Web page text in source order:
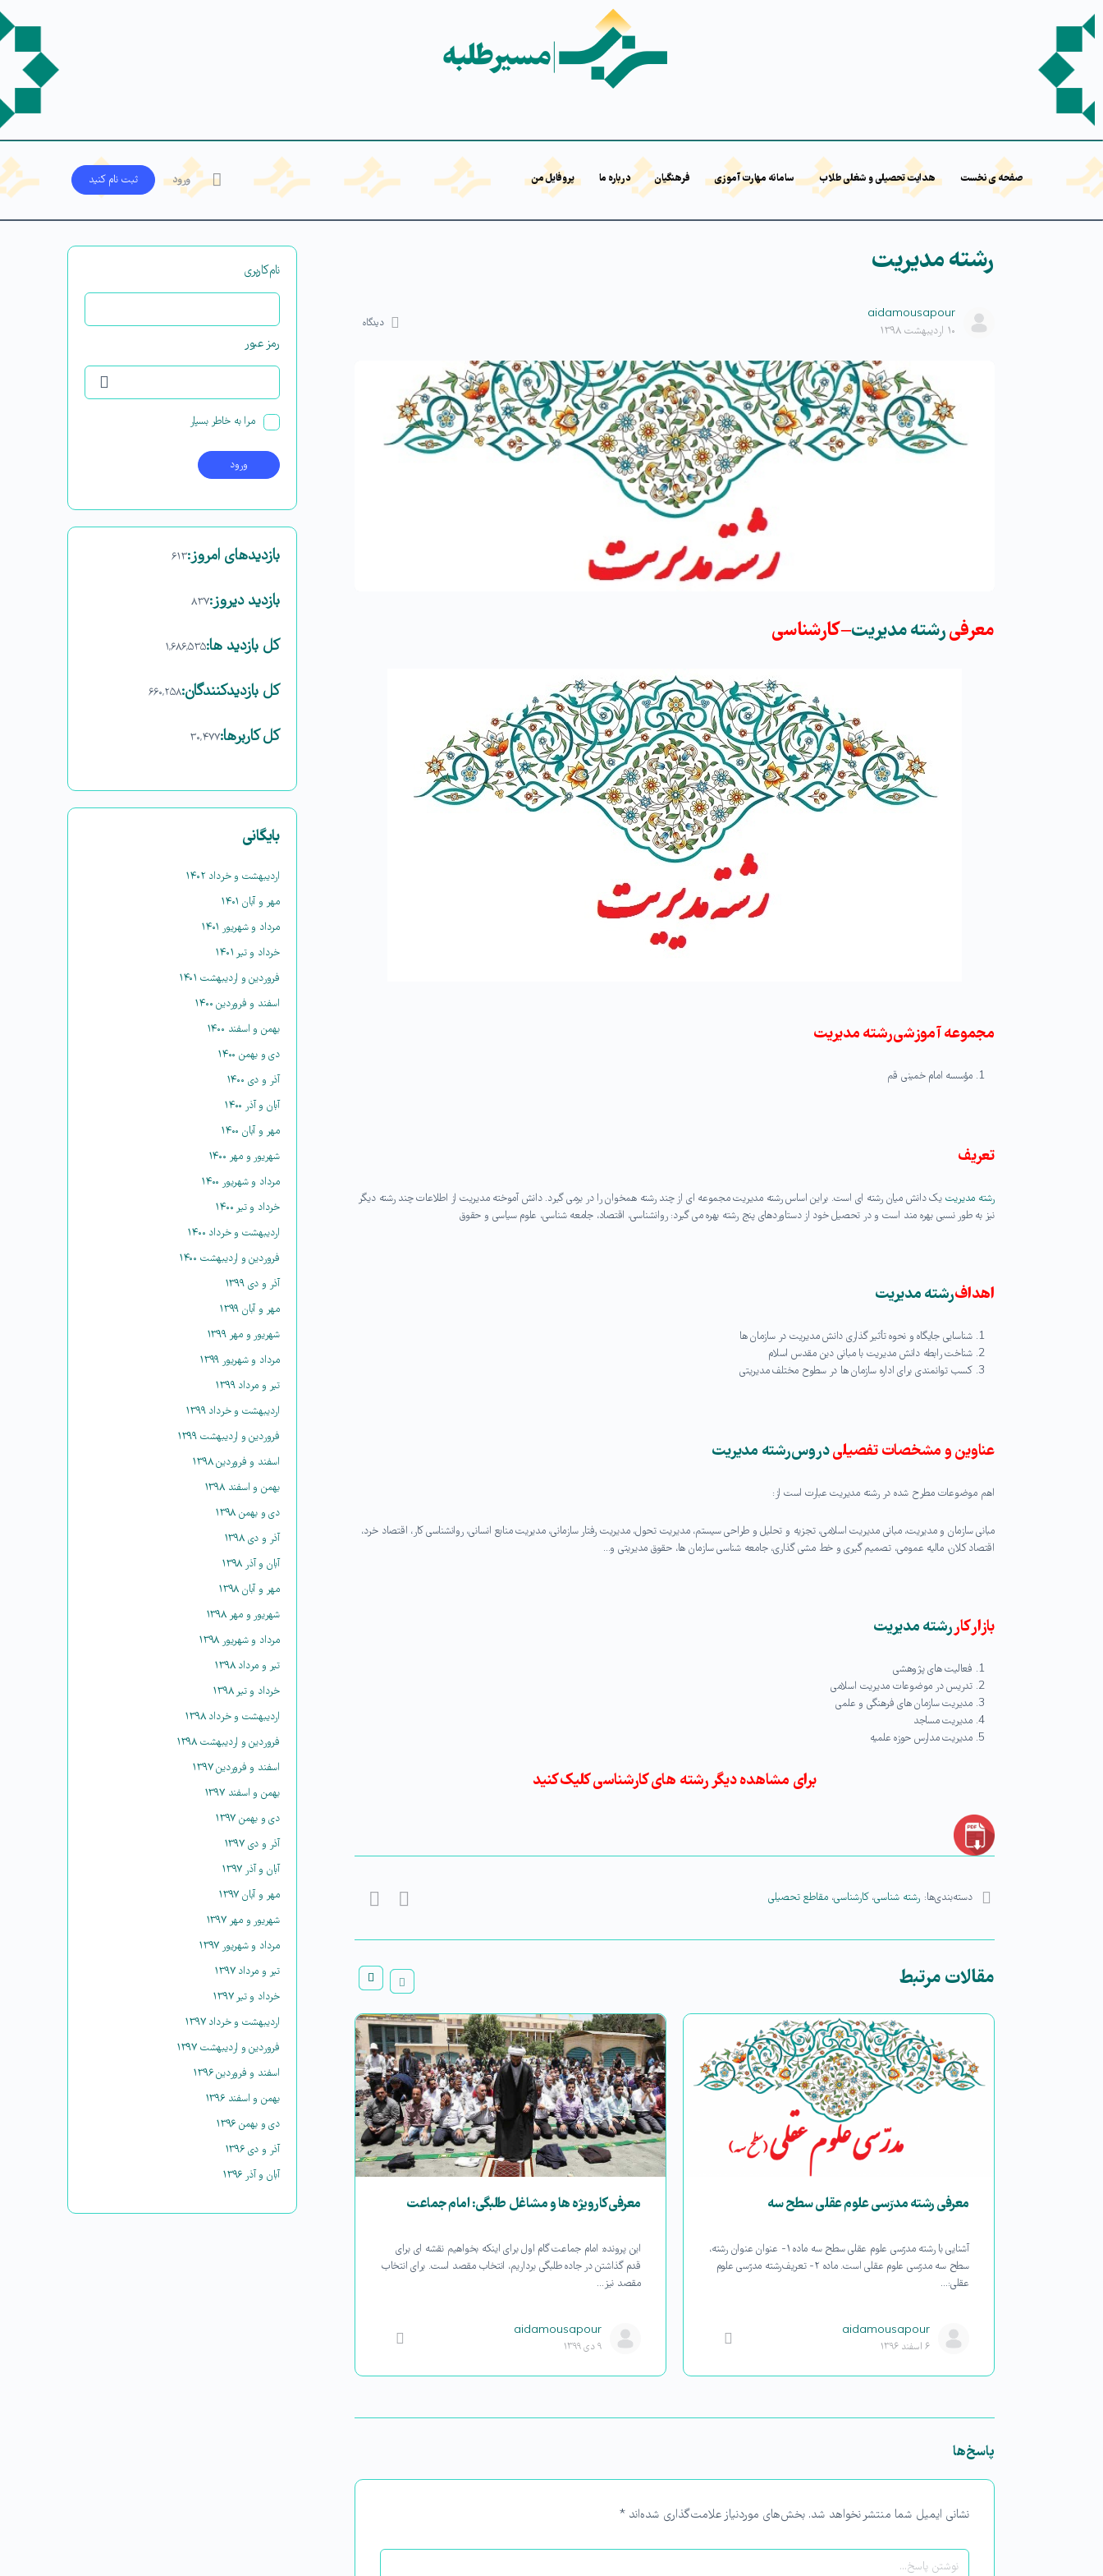
صفحه ی نخست هدایت تحصیلی و شغلی طلاب سامانه مهارت آموزی فرهنگیان درباره ما پروفایل من ورود ثبت‌ نام کنید
رشته مدیریت
aidamousapour
۱۰ اردیبهشت ۱۳۹۸
دیدگاه
معرفیرشتهمدیریت–کارشناسی
مجموعه‏ آموزشی رشته مدیریت
مؤسسه امام خمینی قم
تعریف
رشته مدیریت یک دانش میان رشته ای است. براین اساس رشته مدیریت مجموعه ای از چند رشته همخوان را در برمی گیرد. دانش آموخته مدیریت از اطلاعات چند رشته دیگر
نیز به طور نسبی بهره مند است و در تحصیل خود از دستاوردهای پنج رشته بهره می گیرد: روانشناسی، اقتصاد، جامعه شناسی، علوم سیاسی و حقوق
اهدافرشته مدیریت
شناسایی جایگاه و نحوه تأثیر گذاری دانش مدیریت در سازمان ها
شناخت رابطه دانش مدیریت با مبانی دین مقدس اسلام
کسب توانمندی برای اداره سازمان ها در سطوح مختلف مدیریتی
عناوین و مشخصات تفصیلیدروس رشته مدیریت
اهم موضوعات مطرح شده در رشته مدیریت عبارت است از:
مبانی سازمان و مدیریت، مبانی مدیریت اسلامی، تجزیه و تحلیل و طراحی سیستم، مدیریت تحول، مدیریت رفتار سازمانی، مدیریت منابع انسانی، روانشناسی کار، اقتصاد خرد،
اقتصاد کلان، مالیه عمومی، تصمیم گیری و خط مشی گذاری، جامعه شناسی سازمان ها، حقوق مدیریتی و…
بازار کاررشته مدیریت
فعالیت های پژوهشی
تدریس در موضوعات مدیریت اسلامی
مدیریت سازمان های فرهنگی و علمی
مدیریت مساجد
مدیریت مدارس حوزه علمیه
برای مشاهده دیگر رشته های کارشناسی کلیک کنید
دسته‌بندی‌ها: رشته شناسی، کارشناسی، مقاطع تحصیلی
مقالات مرتبط
معرفی رشته مدرّسی علوم عقلی سطح سه
آشنایی با رشته مدرّسی علوم عقلی سطح سه ماده ۱- عنوان عنوان رشته،
سطح سه مدرّسی علوم عقلی است. ماده ۲- تعریف رشته مدرّسی علوم
عقلی:…
aidamousapour
۶ اسفند ۱۳۹۶
معرفی کارویژه ها و مشاغل طلبگی: امام جماعت
این پرونده: امام جماعت گام اول برای اینکه بخواهیم نقشه ای برای
قدم گذاشتن در جاده طلبگی برداریم، انتخاب مقصد است. برای انتخاب
مقصد نیز…
aidamousapour
۹ دی ۱۳۹۹
پاسخ‌ها
نشانی ایمیل شما منتشر نخواهد شد. بخش‌های موردنیاز علامت‌گذاری شده‌اند *
نام‌کاربری
رمز عبور
مرا به خاطر بسپار
بازدیدهای امروز:۶۱۳
بازدید دیروز:۸۳۷
کل بازدید ها:۱,۶۸۶,۵۳۵
کل بازدیدکنند‌گان:۶۶۰,۲۵۸
کل کاربرها:۳۰,۴۷۷
بایگانی
اردیبهشت و خرداد ۱۴۰۲
مهر و آبان ۱۴۰۱
مرداد و شهریور ۱۴۰۱
خرداد و تیر ۱۴۰۱
فروردین و اردیبهشت ۱۴۰۱
اسفند و فروردین ۱۴۰۰
بهمن و اسفند ۱۴۰۰
دی و بهمن ۱۴۰۰
آذر و دی ۱۴۰۰
آبان و آذر ۱۴۰۰
مهر و آبان ۱۴۰۰
شهریور و مهر ۱۴۰۰
مرداد و شهریور ۱۴۰۰
خرداد و تیر ۱۴۰۰
اردیبهشت و خرداد ۱۴۰۰
فروردین و اردیبهشت ۱۴۰۰
آذر و دی ۱۳۹۹
مهر و آبان ۱۳۹۹
شهریور و مهر ۱۳۹۹
مرداد و شهریور ۱۳۹۹
تیر و مرداد ۱۳۹۹
اردیبهشت و خرداد ۱۳۹۹
فروردین و اردیبهشت ۱۳۹۹
اسفند و فروردین ۱۳۹۸
بهمن و اسفند ۱۳۹۸
دی و بهمن ۱۳۹۸
آذر و دی ۱۳۹۸
آبان و آذر ۱۳۹۸
مهر و آبان ۱۳۹۸
شهریور و مهر ۱۳۹۸
مرداد و شهریور ۱۳۹۸
تیر و مرداد ۱۳۹۸
خرداد و تیر ۱۳۹۸
اردیبهشت و خرداد ۱۳۹۸
فروردین و اردیبهشت ۱۳۹۸
اسفند و فروردین ۱۳۹۷
بهمن و اسفند ۱۳۹۷
دی و بهمن ۱۳۹۷
آذر و دی ۱۳۹۷
آبان و آذر ۱۳۹۷
مهر و آبان ۱۳۹۷
شهریور و مهر ۱۳۹۷
مرداد و شهریور ۱۳۹۷
تیر و مرداد ۱۳۹۷
خرداد و تیر ۱۳۹۷
اردیبهشت و خرداد ۱۳۹۷
فروردین و اردیبهشت ۱۳۹۷
اسفند و فروردین ۱۳۹۶
بهمن و اسفند ۱۳۹۶
دی و بهمن ۱۳۹۶
آذر و دی ۱۳۹۶
آبان و آذر ۱۳۹۶